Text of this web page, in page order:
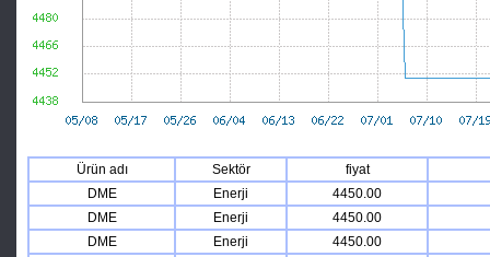
Ürün adı Sektör
fiyat
DME
Enerji
4450.00
DME
Enerji
4450.00
DME
Enerji
4450.00